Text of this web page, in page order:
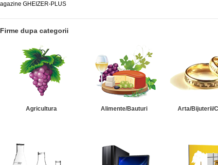
GHEIZER-PLUS
Firme dupa categorii
Agricultura Alimente/Bauturi Arta/Bijuterii/